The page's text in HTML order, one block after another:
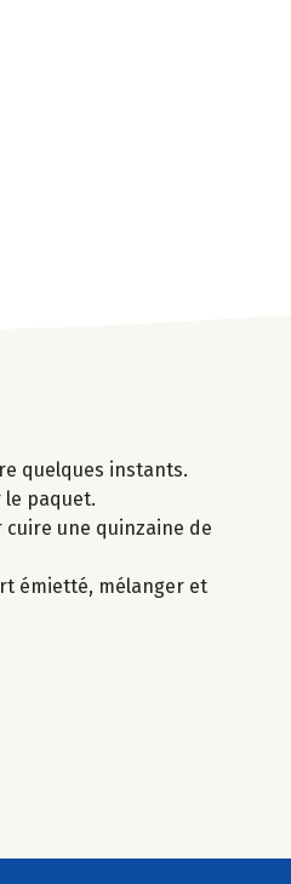
quelques instants.
paquet.
une quinzaine de
émietté, mélanger et